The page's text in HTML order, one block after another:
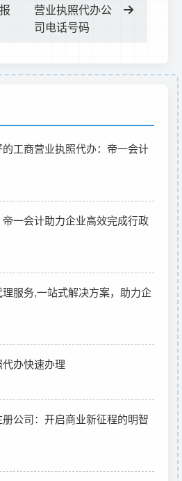
营业执照代办公
司电话号码
工商营业执照代办：帝一会计
一会计助力企业高效完成行政
服务,一站式解决方案，助力企
办快速办理
公司：开启商业新征程的明智